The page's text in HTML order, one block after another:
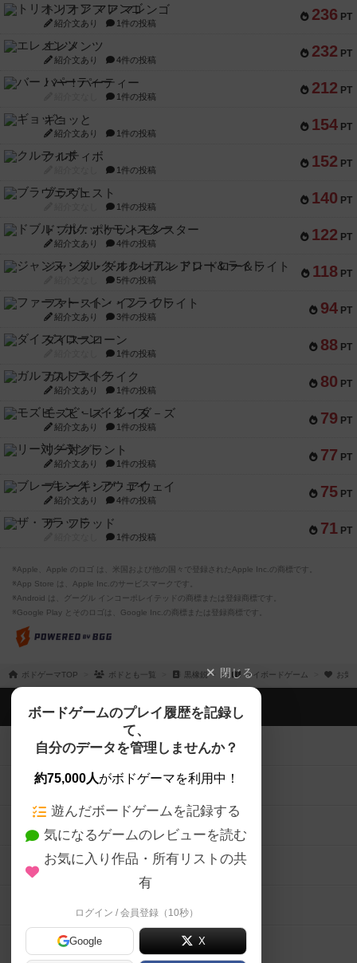
236 PT
トリオンフ ア マレンゴ
紹介文あり 1件の投稿
232 PT
エレメンツ
紹介文あり 4件の投稿
212 PT
バー！パーティー
1件の投稿
154 PT
ギョッと
紹介文あり 1件の投稿
152 PT
クルティボ
1件の投稿
140 PT
ブラヴェスト
1件の投稿
122 PT
ドブル：ポケットモンスター
紹介文あり 4件の投稿
118 PT
ジャンヌ・ダルク-オルレアン ドロー＆ライト
5件の投稿
94 PT
ファースト・イン・フライト
紹介文あり 3件の投稿
88 PT
ダイススローン
1件の投稿
80 PT
ガルフストライク
紹介文あり 1件の投稿
79 PT
モズビ－ズ・レイダ－ズ
紹介文あり 1件の投稿
77 PT
リー対グラント
紹介文あり 1件の投稿
75 PT
ブレーキング・アウェイ
紹介文あり 4件の投稿
71 PT
ザ・フラッド
1件の投稿
※Apple、Apple のロゴ は、米国および他の国々で登録されたApple Inc.の商標です。
※App Store は、Apple Inc.のサービスマークです。
※Android は、グーグル インコーポレイテッドの商標または登録商標です。
※Google Play とそのロゴは、Google Inc.の商標または登録商標です。
ボドゲーマTOP ボドとも一覧 黒橡鋭一 マイボードゲーム お気
閉じる
ボードゲームのプレイ履歴を記録し
て、
自分のデータを管理しませんか？
約75,000人がボドゲーマを利用中！
遊んだボードゲームを記録する
気になるゲームのレビューを読む
お気に入り作品・所有リストの共
有
ログイン / 会員登録（10秒）
Google X
ボドゲーマTOP
ボードゲームを検索する
ボードゲームの新着レビュー
ボードゲーム会情報
メカニクス特集
掲示板・トピックス
ボドとも・会員一覧